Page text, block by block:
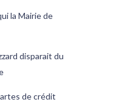
la Mairie de
disparait du
de crédit